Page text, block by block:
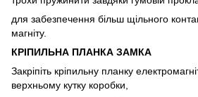
для забезпечення більш щільного
магніту.
КРІПИЛЬНА ПЛАНКА ЗАМКА
Закріпіть кріпильну планку
верхньому кутку коробки,